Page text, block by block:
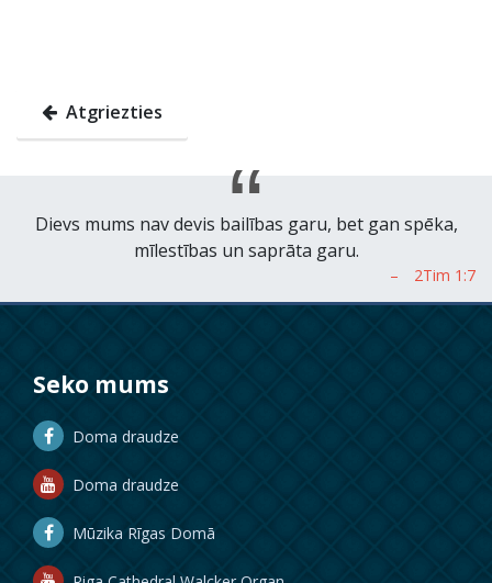
Atgriezties
Dievs mums nav devis bailības garu, bet gan spēka,
mīlestības un saprāta garu.
Seko mums
Doma draudze
Doma draudze
Mūzika Rīgas Domā